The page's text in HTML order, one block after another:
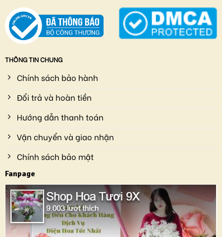
THÔNG TIN CHUNG
Chính sách bảo hành
Đổi trả và hoàn tiền
Hướng dẫn thanh toán
Vận chuyển và giao nhận
Chính sách bảo mật
Fanpage